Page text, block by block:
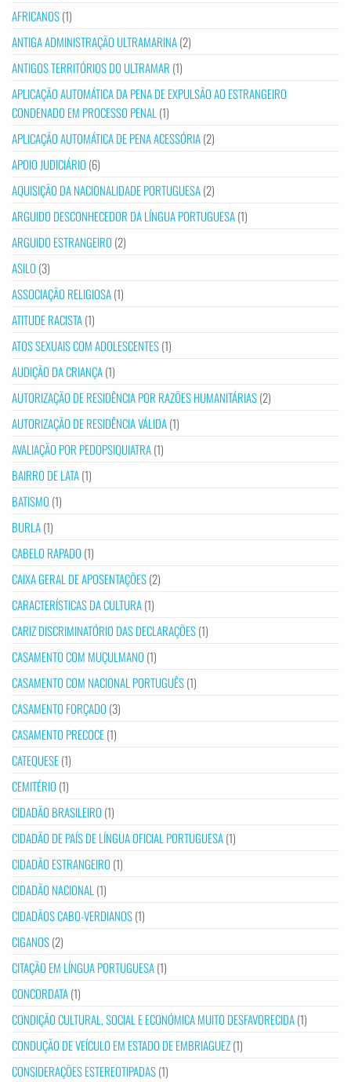
AFRICANOS(1)
ANTIGA ADMINISTRAÇÃO ULTRAMARINA(2)
ANTIGOS TERRITÓRIOS DO ULTRAMAR (1)
APLICAÇÃO AUTOMÁTICA DA PENA DE EXPULSÃO AO ESTRANGEIRO
CONDENADO EM PROCESSO PENAL (1)
APLICAÇÃO AUTOMÁTICA DE PENA ACESSÓRIA(2)
APOIO JUDICIÁRIO (6)
AQUISIÇÃO DA NACIONALIDADE PORTUGUESA(2)
ARGUIDO DESCONHECEDOR DA LÍNGUA PORTUGUESA(1)
ARGUIDO ESTRANGEIRO (2)
ASILO (3)
ASSOCIAÇÃO RELIGIOSA(1)
ATITUDE RACISTA(1)
ATOS SEXUAIS COM ADOLESCENTES(1)
AUDIÇÃO DA CRIANÇA(1)
AUTORIZAÇÃO DE RESIDÊNCIA POR RAZÕES HUMANITÁRIAS(2)
AUTORIZAÇÃO DE RESIDÊNCIA VÁLIDA(1)
AVALIAÇÃO POR PEDOPSIQUIATRA(1)
BAIRRO DE LATA(1)
BATISMO (1)
BURLA(1)
CABELO RAPADO (1)
CAIXA GERAL DE APOSENTAÇÕES(2)
CARACTERÍSTICAS DA CULTURA(1)
CARIZ DISCRIMINATÓRIO DAS DECLARAÇÕES(1)
CASAMENTO COM MUÇULMANO (1)
CASAMENTO COM NACIONAL PORTUGUÊS(1)
CASAMENTO FORÇADO (3)
CASAMENTO PRECOCE(1)
CATEQUESE(1)
CEMITÉRIO (1)
CIDADÃO BRASILEIRO (1)
CIDADÃO DE PAÍS DE LÍNGUA OFICIAL PORTUGUESA(1)
CIDADÃO ESTRANGEIRO (1)
CIDADÃO NACIONAL (1)
CIDADÃOS CABO-VERDIANOS(1)
CIGANOS(2)
CITAÇÃO EM LÍNGUA PORTUGUESA(1)
CONCORDATA(1)
CONDIÇÃO CULTURAL, SOCIAL E ECONÓMICA MUITO DESFAVORECIDA(1)
CONDUÇÃO DE VEÍCULO EM ESTADO DE EMBRIAGUEZ(1)
CONSIDERAÇÕES ESTEREOTIPADAS(1)